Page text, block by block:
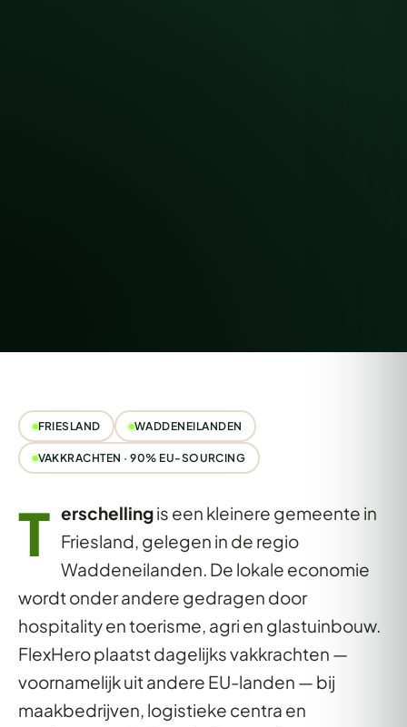
FRIESLAND WADDENEILANDEN
VAKKRACHTEN · 90% EU-SOURCING
T erschellingis een kleinere gemeente in
Friesland, gelegen in de regio
Waddeneilanden. De lokale economie
wordt onder andere gedragen door
hospitality en toerisme, agri en glastuinbouw.
FlexHero plaatst dagelijks vakkrachten —
voornamelijk uit andere EU-landen — bij
maakbedrijven, logistieke centra en